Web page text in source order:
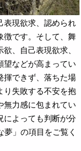
表現欲求、認められ
徴です。そして、舞
、自己表現欲求、
望などが高まってい
揮できず、落ちた場
り失敗する不安を抱
無力感に包まれてい
によっても判断が分
」の項目をご覧く